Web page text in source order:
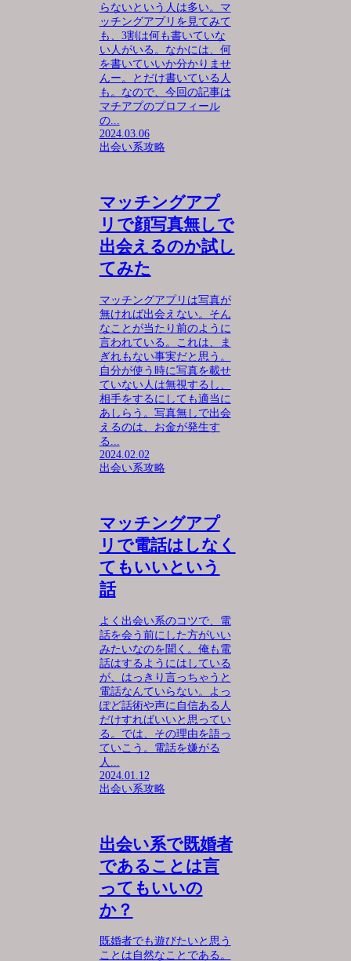
らないという人は多い。マ
ッチングアプリを見てみて
も、3割は何も書いていな
い人がいる。なかには、何
を書いていいか分かりませ
んー。とだけ書いている人
も。なので、今回の記事は
マチアプのプロフィール
の...
2024.03.06
出会い系攻略
マッチングアプ
リで顔写真無しで
出会えるのか試し
てみた
マッチングアプリは写真が
無ければ出会えない。そん
なことが当たり前のように
言われている。これは、ま
ぎれもない事実だと思う。
自分が使う時に写真を載せ
ていない人は無視するし、
相手をするにしても適当に
あしらう。写真無しで出会
えるのは、お金が発生す
る...
2024.02.02
出会い系攻略
マッチングアプ
リで電話はしなく
てもいいという
話
よく出会い系のコツで、電
話を会う前にした方がいい
みたいなのを聞く。俺も電
話はするようにはしている
が、はっきり言っちゃうと
電話なんていらない。よっ
ぽど話術や声に自信ある人
だけすればいいと思ってい
る。では、その理由を語っ
ていこう。電話を嫌がる
人...
2024.01.12
出会い系攻略
出会い系で既婚者
であることは言
ってもいいの
か？
既婚者でも遊びたいと思う
ことは自然なことである。